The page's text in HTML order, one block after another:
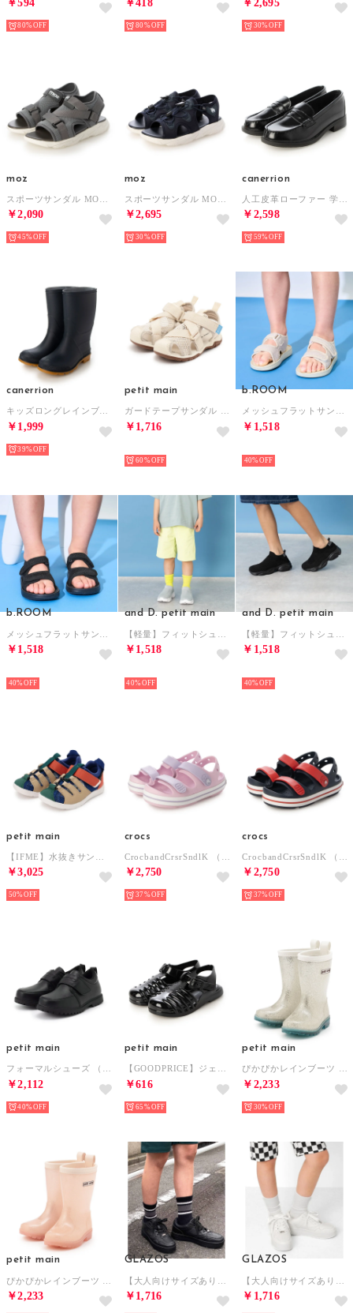
￥594
80%
￥418
80%
￥2,695
30%
moz
￥2,090
45%
moz
￥2,695
30%
canerrion
￥2,598
59%
canerrion
キッズロングレインブーツ （MAVY）
￥1,999
39%
petit main
ガードテープサンダル （ECRU(キナリ)）
￥1,716
60%
b.ROOM
メッシュフラットサンダル （アイボリー）
￥1,518
40%
b.ROOM
￥1,518
40%
and D. petit main
￥1,518
40%
and D. petit main
￥1,518
40%
petit main
￥3,025
50%
crocs
￥2,750
37%
crocs
￥2,750
37%
petit main
￥2,112
40%
petit main
￥616
65%
petit main
￥2,233
30%
petit main
￥2,233
GLAZOS
￥1,716
GLAZOS
￥1,716